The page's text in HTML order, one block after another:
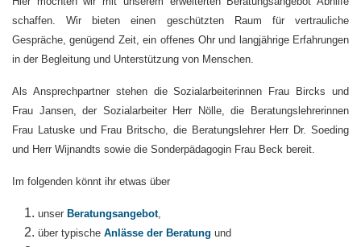
schaffen. Wir bieten einen geschützten Raum für vertrauliche
Gespräche, genügend Zeit, ein offenes Ohr und langjährige Erfahrungen
in der Begleitung und Unterstützung von Menschen.
Als Ansprechpartner stehen die Sozialarbeiterinnen Frau Bircks und
Frau Jansen, der Sozialarbeiter Herr Nölle, die Beratungslehrerinnen
Frau Latuske und Frau Britscho, die Beratungslehrer Herr Dr. Soeding
und Herr Wijnandts sowie die Sonderpädagogin Frau Beck bereit.
Im folgenden könnt ihr etwas über
unser Beratungsangebot,
über typische Anlässe der Beratung und